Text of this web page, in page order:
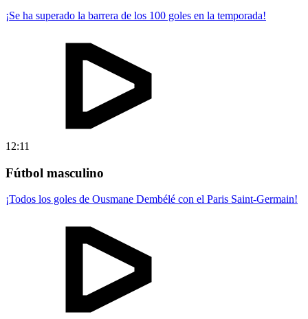
¡Se ha superado la barrera de los 100 goles en la temporada!
12:11
Fútbol masculino
¡Todos los goles de Ousmane Dembélé con el Paris Saint-Germain!